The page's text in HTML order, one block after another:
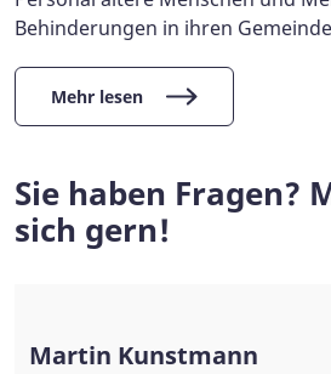
Behinderungen in ihren
Mehr lesen
Sie haben Fragen?
sich gern!
Martin Kunstmann